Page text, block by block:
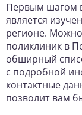
Первым шагом
является
регионе.
поликлиник в
обширный
с подробной
контактные
позволит вам